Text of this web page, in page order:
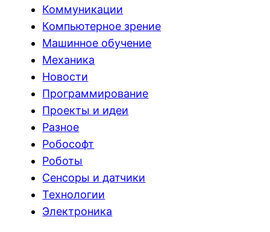
Коммуникации
Компьютерное зрение
Машинное обучение
Механика
Новости
Программирование
Проекты и идеи
Разное
Робософт
Роботы
Сенсоры и датчики
Технологии
Электроника